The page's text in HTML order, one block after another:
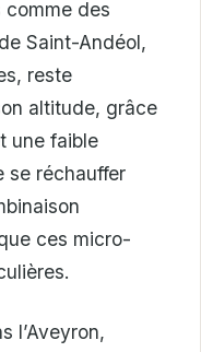
comme des
Saint-Andéol,
reste
altitude, grâce
une faible
se réchauffer
ces micro-
l’Aveyron,